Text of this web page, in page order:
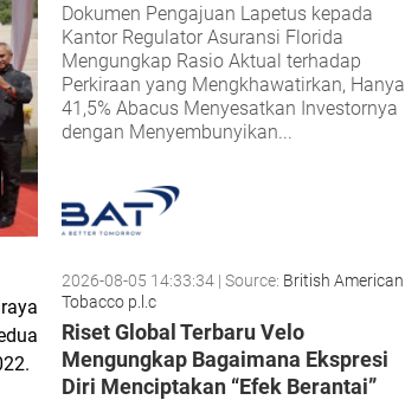
Dokumen Pengajuan Lapetus kepada
Kantor Regulator Asuransi Florida
Mengungkap Rasio Aktual terhadap
Perkiraan yang Mengkhawatirkan, Hanya
41,5% Abacus Menyesatkan Investornya
dengan Menyembunyikan...
2026-08-05 14:33:34 | Source: British American
Tobacco p.l.c
Riset Global Terbaru Velo
Mengungkap Bagaimana Ekspresi
Diri Menciptakan “Efek Berantai”